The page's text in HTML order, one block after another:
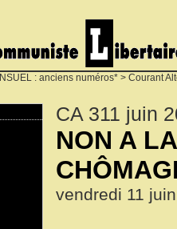
: anciens numéros* > Courant
CA 311 juin
NON A
vendredi 11